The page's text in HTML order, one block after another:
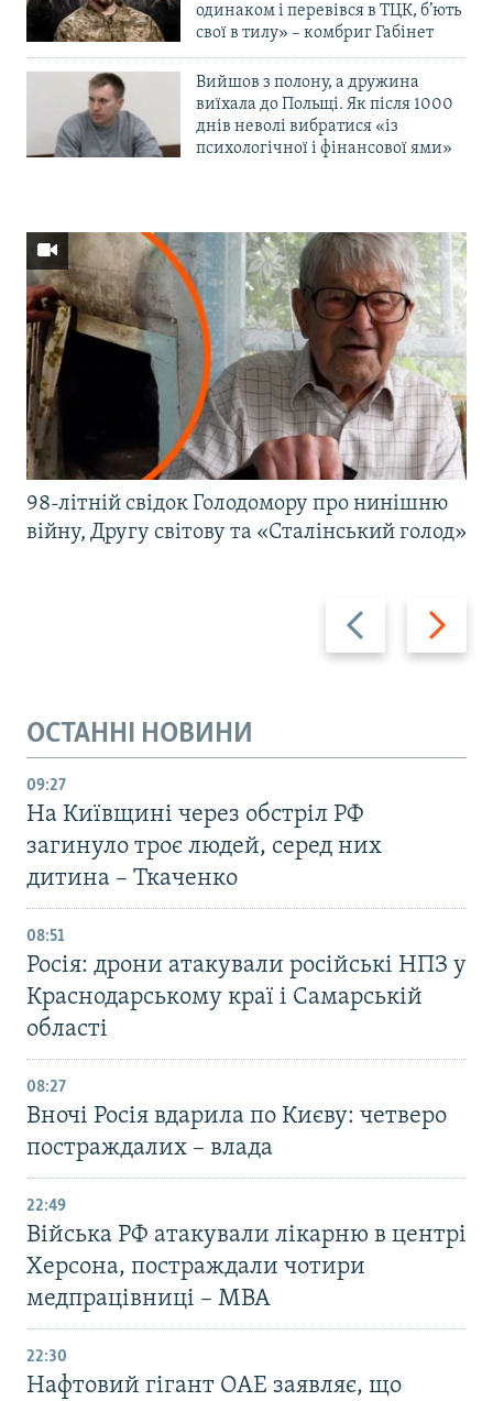
одинаком і перевівся в ТЦК, б’ють
свої в тилу» – комбриг Габінет
Вийшов з полону, а дружина
виїхала до Польщі. Як після 1000
днів неволі вибратися «із
психологічної і фінансової ями»
Назад Вперед
98-літній свідок Голодомору про нинішню
війну, Другу світову та «Сталінський голод»
ОСТАННІ НОВИНИ
09:27
На Київщині через обстріл РФ
загинуло троє людей, серед них
дитина – Ткаченко
08:51
Росія: дрони атакували російські НПЗ у
Краснодарському краї і Самарській
області
08:27
Вночі Росія вдарила по Києву: четверо
постраждалих – влада
22:49
Війська РФ атакували лікарню в центрі
Херсона, постраждали чотири
медпрацівниці – МВА
22:30
Нафтовий гігант ОАЕ заявляє, що